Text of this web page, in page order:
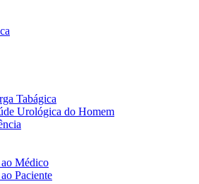
Tabágica
Urológica do Homem
Médico
Paciente